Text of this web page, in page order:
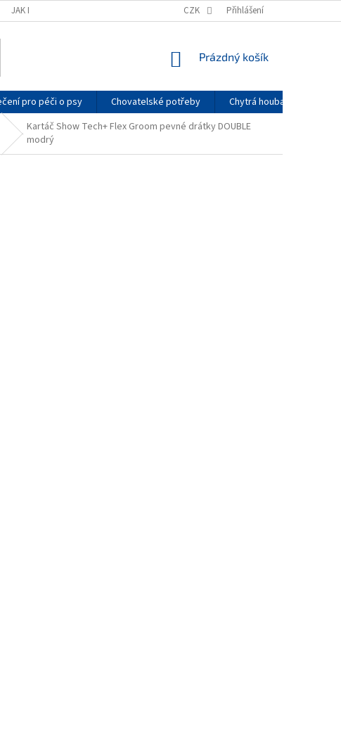
JAK NAKUPOVAT PODMÍNKY OCHRANY OSOBNÍCH ÚDAJŮ
CZK Přihlášení
NÁKUPNÍ
Prázdný košík
pro péči o psy Chovatelské potřeby Chytrá houba
Kartáč Show Tech+ Flex Groom pevné drátky DOUBLE
modrý